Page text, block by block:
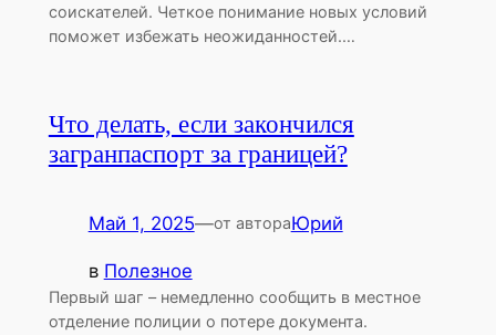
соискателей. Четкое понимание новых условий
поможет избежать неожиданностей.…
Что делать, если закончился
загранпаспорт за границей?
Май 1, 2025—от автораЮрий
в Полезное
Первый шаг – немедленно сообщить в местное
отделение полиции о потере документа.